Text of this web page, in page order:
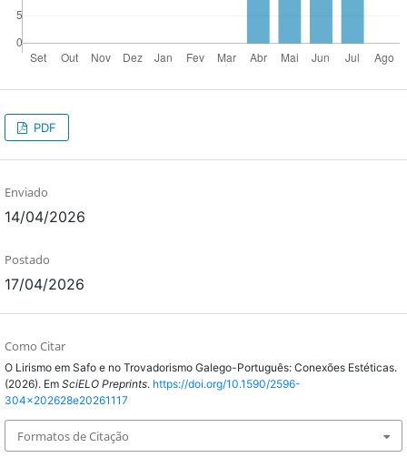
PDF
Enviado
14/04/2026
Postado
17/04/2026
Como Citar
O Lirismo em Safo e no Trovadorismo Galego-Português: Conexões Estéticas.
(2026). Em SciELO Preprints. https://doi.org/10.1590/2596-
304x202628e20261117
Formatos de Citação